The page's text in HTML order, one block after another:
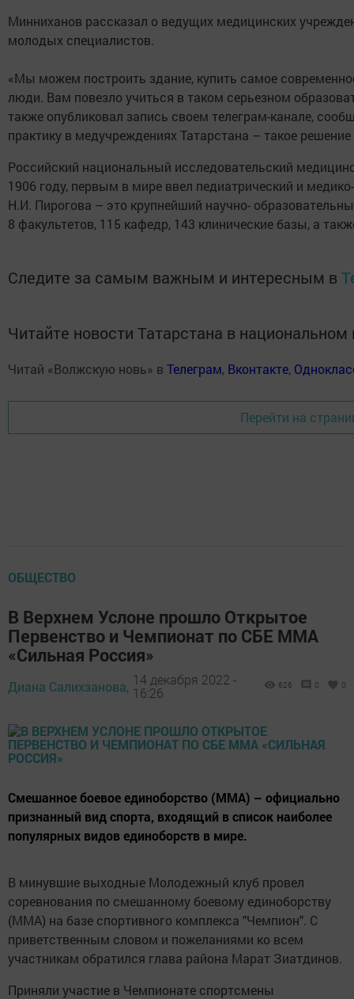
Минниханов рассказал о ведущих медицинских
молодых специалистов.
«Мы можем построить здание, купить самое
люди. Вам повезло учиться в таком серьезном
также опубликовал запись своем телеграм-канале,
практику в медучреждениях Татарстана – такое
Российский национальный исследовательский
1906 году, первым в мире ввел педиатрический и
Н.И. Пирогова – это крупнейший научно-
8 факультетов, 115 кафедр, 143 клинические базы, а
Следите за самым важным и интересным в
Читайте новости Татарстана в
Читай «Волжскую новь» в Телеграм, Вконтакте,
Перейти на
ОБЩЕСТВО
В Верхнем Услоне прошло Открытое
Первенство и Чемпионат по СБЕ ММА
«Сильная Россия»
Диана Салихзанова, 14 декабря 2022 -
16:26
626 0 0
Смешанное боевое единоборство (ММА) – официально
признанный вид спорта, входящий в список наиболее
популярных видов единоборств в мире.
В минувшие выходные Молодежный клуб провел
соревнования по смешанному боевому единоборству
(ММА) на базе спортивного комплекса "Чемпион". С
приветственным словом и пожеланиями ко всем
участникам обратился глава района Марат Зиатдинов.
Приняли участие в Чемпионате спортсмены